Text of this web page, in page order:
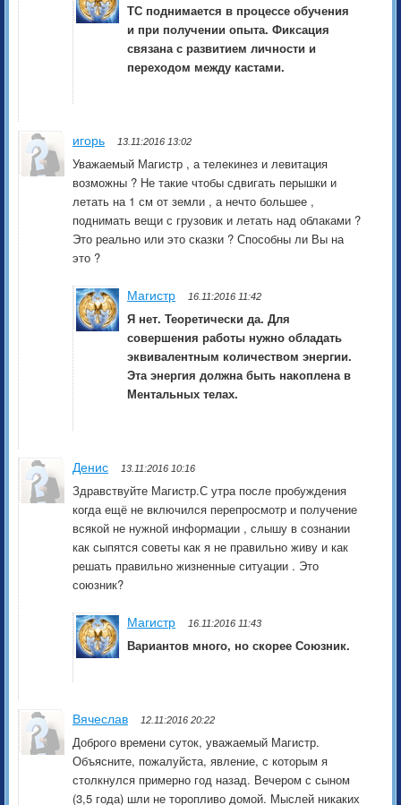
ТС поднимается в процессе обучения
и при получении опыта. Фиксация
связана с развитием личности и
переходом между кастами.
игорь 13.11:2016 13:02
Уважаемый Магистр , а телекинез и левитация
возможны ? Не такие чтобы сдвигать перышки и
летать на 1 см от земли , а нечто большее ,
поднимать вещи с грузовик и летать над облаками ?
Это реально или это сказки ? Способны ли Вы на
это ?
Магистр 16.11:2016 11:42
Я нет. Теоретически да. Для
совершения работы нужно обладать
эквивалентным количеством энергии.
Эта энергия должна быть накоплена в
Ментальных телах.
Денис 13.11:2016 10:16
Здравствуйте Магистр.С утра после пробуждения
когда ещё не включился перепросмотр и получение
всякой не нужной информации , слышу в сознании
как сыпятся советы как я не правильно живу и как
решать правильно жизненные ситуации . Это
союзник?
Магистр 16.11:2016 11:43
Вариантов много, но скорее Союзник.
Вячеслав 12.11:2016 20:22
Доброго времени суток, уважаемый Магистр.
Объясните, пожалуйста, явление, с которым я
столкнулся примерно год назад. Вечером с сыном
(3,5 года) шли не торопливо домой. Мыслей никаких